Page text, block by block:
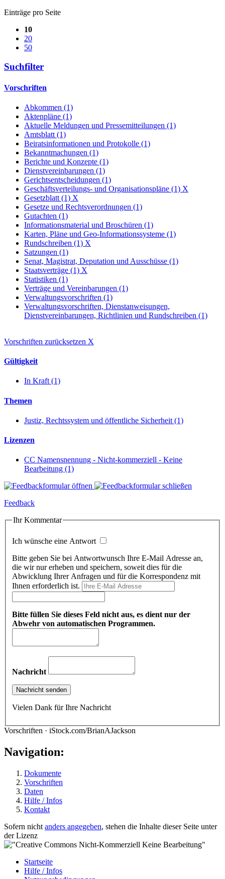
Einträge pro Seite
10
20
50
Suchfilter
Vorschriften
Abkommen (1)
Aktenpläne (1)
Aktuelle Meldungen und Pressemitteilungen (1)
Amtsblatt (1)
Beiratsinformationen und Protokolle (1)
Bekanntmachungen (1)
Berichte und Konzepte (1)
Dienstvereinbarungen (1)
Gerichtsentscheidungen (1)
Geschäftsverteilungs- und Organisationspläne (1) X
Gesetzblatt (1) X
Gesetze und Rechtsverordnungen (1)
Gutachten (1)
Informationsmaterial und Broschüren (1)
Karten, Pläne und Geo-Informationssysteme (1)
Rundschreiben (1) X
Satzungen (1)
Senat, Magistrat, Deputation und Ausschüsse (1)
Staatsverträge (1) X
Statistiken (1)
Verträge und Vereinbarungen (1)
Verwaltungsvorschriften (1)
Verwaltungsvorschriften, Dienstanweisungen,
Dienstvereinbarungen, Richtlinien und Rundschreiben (1)
Vorschriften zurücksetzen X
Gültigkeit
In Kraft (1)
Themen
Justiz, Rechtssystem und öffentliche Sicherheit (1)
Lizenzen
CC Namensnennung - Nicht-kommerziell - Keine
Bearbeitung (1)
Feedback
Ihr Kommentar
Ich wünsche eine Antwort
Bitte geben Sie bei Antwortwunsch Ihre E-Mail Adresse an,
die wir nur erheben und speichern, soweit dies für die
Abwicklung Ihrer Anfragen und für die Korrespondenz mit
Ihnen erforderlich ist.
Bitte füllen Sie dieses Feld nicht aus, es dient nur der
Abwehr von automatischen Programmen.
Nachricht
Vielen Dank für Ihre Nachricht
Vorschriften · iStock.com/BrianAJackson
Navigation:
Dokumente
Vorschriften
Daten
Hilfe / Infos
Kontakt
Sofern nicht anders angegeben, stehen die Inhalte dieser Seite unter
der Lizenz
Startseite
Hilfe / Infos